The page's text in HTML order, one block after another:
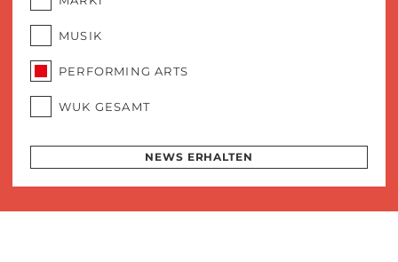
MUSIK
PERFORMING ARTS
WUK GESAMT
NEWS ERHALTEN